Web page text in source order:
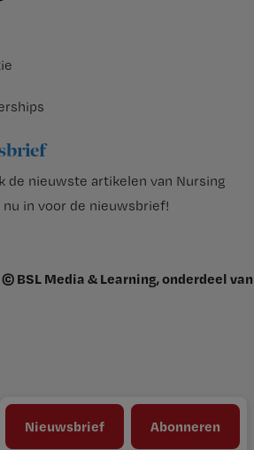
Nieuwsbrief Abonneren
de nieuwste artikelen van Nursing
nu in voor de nieuwsbrief!
© BSL Media & Learning, onderdeel van